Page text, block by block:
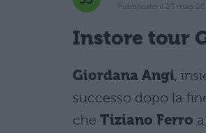
Pubblicato il 23 mag
Instore tour
Giordana Angi,
successo dopo la
che Tiziano Ferro